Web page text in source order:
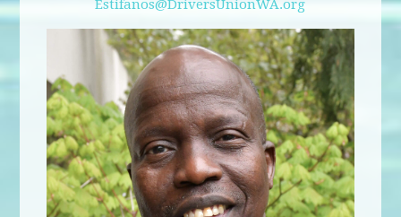
Estifanos@DriversUnionWA.org